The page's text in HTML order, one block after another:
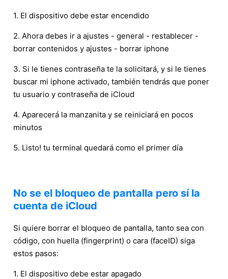
1. El dispositivo debe estar encendido
2. Ahora debes ir a ajustes - general - restablecer -
borrar contenidos y ajustes - borrar iphone
3. Si le tienes contraseña te la solicitará, y si le tienes
buscar mi iphone activado, también tendrás que poner
tu usuario y contraseña de iCloud
4. Aparecerá la manzanita y se reiniciará en pocos
minutos
5. Listo! tu terminal quedará como el primer día
No se el bloqueo de pantalla pero sí la
cuenta de iCloud
Si quiere borrar el bloqueo de pantalla, tanto sea con
código, con huella (fingerprint) o cara (faceID) siga
estos pasos:
1. El dispositivo debe estar apagado